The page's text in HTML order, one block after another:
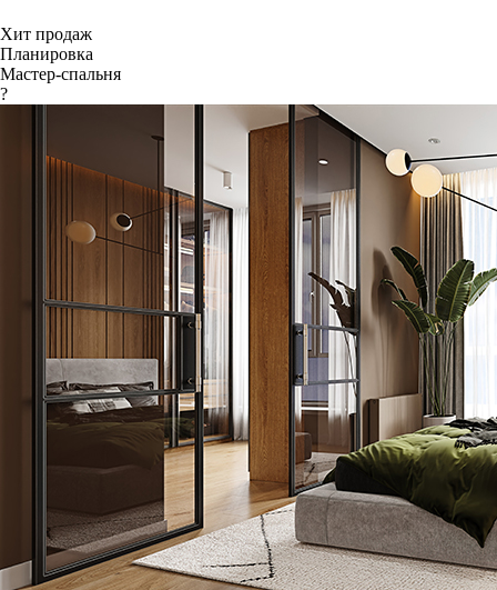
Хит продаж
Планировка
Мастер-спальня
?